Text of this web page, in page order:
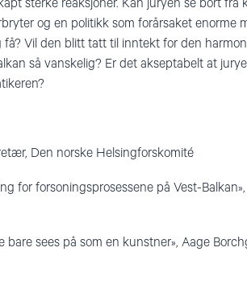
sterke reaksjoner. Kan juryen se bort fra
og en politikk som forårsaket enorme
Vil den blitt tatt til inntekt for den
så vanskelig? Er det akseptabelt at
Den norske Helsingforskomité
for forsoningsprosessene på Vest-
sees på som en kunstner», Aage